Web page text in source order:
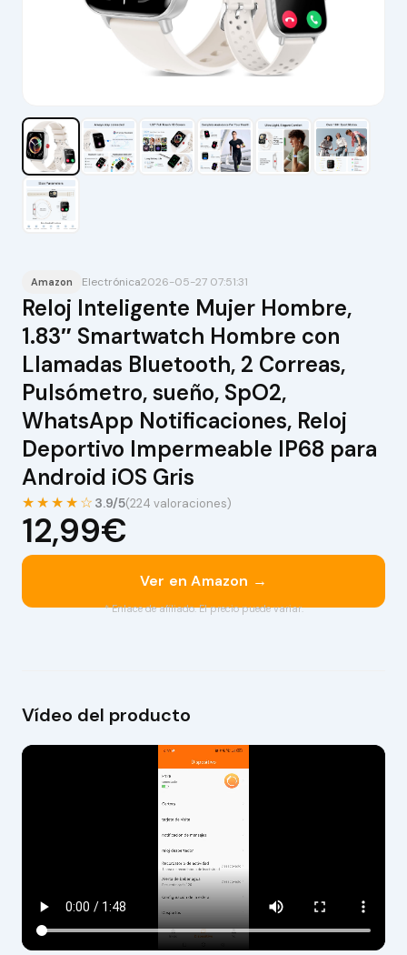
Amazon Electrónica2026-05-27 07:51:31
Reloj Inteligente Mujer Hombre,
1.83″ Smartwatch Hombre con
Llamadas Bluetooth, 2 Correas,
Pulsómetro, sueño, SpO2,
WhatsApp Notificaciones, Reloj
Deportivo Impermeable IP68 para
Android iOS Gris
★★★★☆ 3.9/5(224 valoraciones)
12,99€
Ver en Amazon →
* Enlace de afiliado. El precio puede variar.
Vídeo del producto